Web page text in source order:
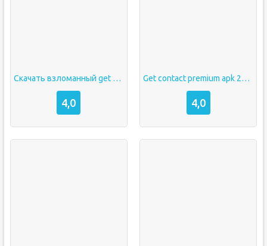
Скачать взломанный get contact
4,0
Get contact premium apk 2021
4,0